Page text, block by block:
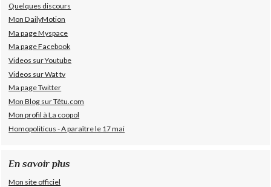
Quelques discours
Mon DailyMotion
Ma page Myspace
Ma page Facebook
Videos sur Youtube
Videos sur Wat tv
Ma page Twitter
Mon Blog sur Têtu.com
Mon profil à La coopol
Homopoliticus - A paraître le 17 mai
En savoir plus
Mon site officiel